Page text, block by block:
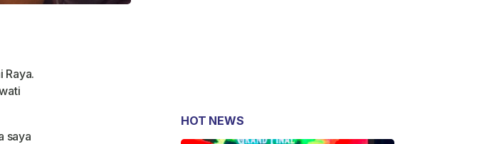
Raya.
saya
HOT NEWS